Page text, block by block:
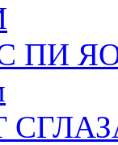
ПИ